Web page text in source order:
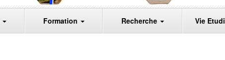
Formation Recherche Vie